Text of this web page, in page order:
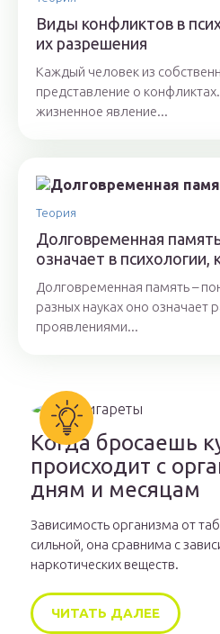
Виды конфликтов в
их разрешения
Каждый человек из
представление о
жизненное явление...
Теория
Долговременная
означает в психологии,
Долговременная память –
разных науках оно означает
проявлениями...
Когда бросаешь
происходит с
дням и месяцам
Зависимость организма от
сильной, она сравнима с
наркотических веществ.
ЧИТАТЬ ДАЛЕЕ